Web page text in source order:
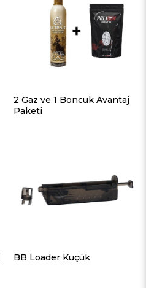
2 Gaz ve 1 Boncuk Avantaj
Paketi
BB Loader Küçük